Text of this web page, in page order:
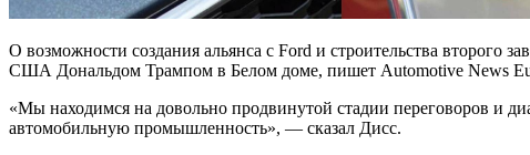
О возможности создания альянса с Ford и строительства второго
США Дональдом Трампом в Белом доме, пишет Automotive News
«Мы находимся на довольно продвинутой стадии переговоров и
автомобильную промышленность», — сказал Дисс.